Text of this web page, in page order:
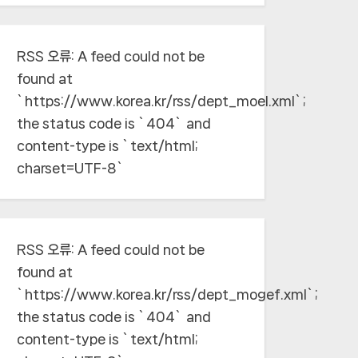
RSS 오류: A feed could not be
found at
`https://www.korea.kr/rss/dept_moel.xml`;
the status code is `404` and
content-type is `text/html;
charset=UTF-8`
RSS 오류: A feed could not be
found at
`https://www.korea.kr/rss/dept_mogef.xml`;
the status code is `404` and
content-type is `text/html;